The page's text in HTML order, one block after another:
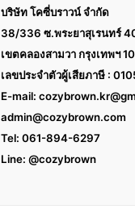
บริษัท โคซี่บราวน์ จำกัด
38/336 ซ.พระยาสุเรนทร์
เขตคลองสามวา กรุงเทพฯ
เลขประจำตัวผู้เสียภาษี :
E-mail:
admin@cozybrown.com
Tel: 061-894-6297
Line: @cozybrown